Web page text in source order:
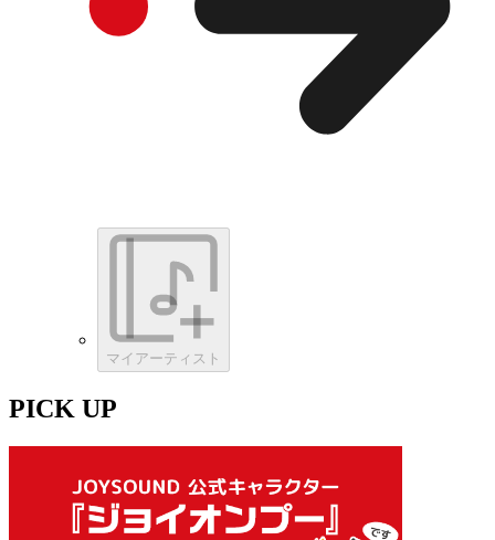
マイアーティスト
PICK UP